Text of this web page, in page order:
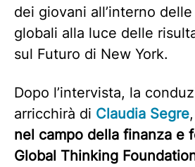
dei giovani all’interno
globali alla luce delle
sul Futuro di New York.
Dopo l’intervista, la
arricchirà di Claudia Segre,
nel campo della finanza e
Global Thinking